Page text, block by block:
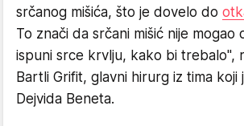
srčanog mišića, što je dovelo do
To znači da srčani mišić nije mogao
ispuni srce krvlju, kako bi trebalo",
Bartli Grifit, glavni hirurg iz tima koji
Dejvida Beneta.